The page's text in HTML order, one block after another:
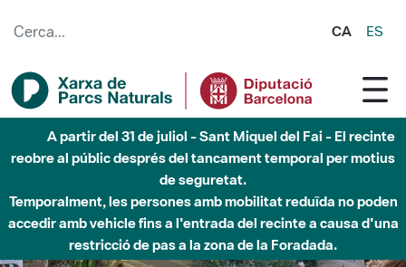
CA ES
6 d'agost - Parc Fluvial Besòs - Activació de la Fase
d'Alerta del Parc Fluvial del Besòs per pluges intenses.
Tancats els accessos al Parc.
Gaudim als Parcs